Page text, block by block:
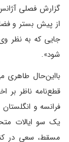
گزارش فصلی
از پیش بستر و
جایی که به نظر
شود».
با‌این‌حال طاهری
قطع‌نامه ناظر بر
فرانسه و
یک سو ایالات
مسقط، سعی در